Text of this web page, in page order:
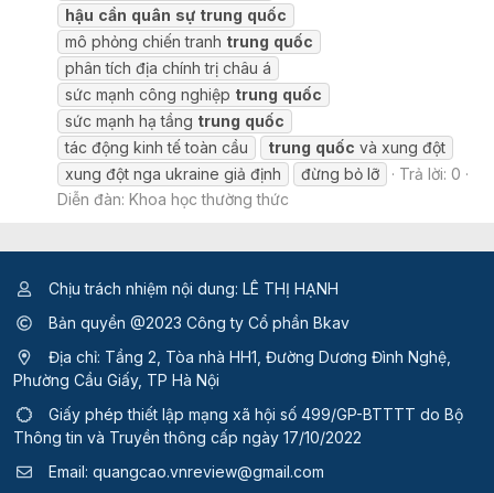
hậu cần quân sự trung quốc
mô phỏng chiến tranh trung quốc
phân tích địa chính trị châu á
sức mạnh công nghiệp trung quốc
sức mạnh hạ tầng trung quốc
tác động kinh tế toàn cầu
trung quốc và xung đột
xung đột nga ukraine giả định
đừng bỏ lỡ
Trả lời: 0
Diễn đàn: Khoa học thường thức
Chịu trách nhiệm nội dung: LÊ THỊ HẠNH
Bản quyền @2023 Công ty Cổ phần Bkav
Địa chỉ: Tầng 2, Tòa nhà HH1, Đường Dương Đình Nghệ,
Phường Cầu Giấy, TP Hà Nội
Giấy phép thiết lập mạng xã hội số 499/GP-BTTTT do Bộ
Thông tin và Truyền thông cấp ngày 17/10/2022
Email: quangcao.vnreview@gmail.com